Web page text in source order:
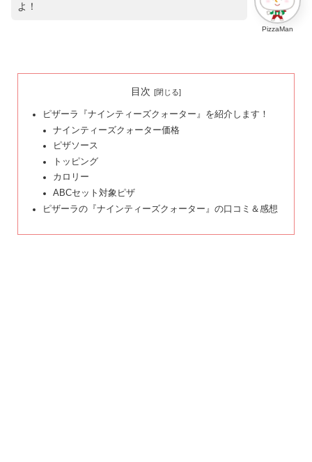
PizzaMan
よ！
目次
ピザーラ『ナインティーズクォーター』を紹介します！
ナインティーズクォーター価格
ピザソース
トッピング
カロリー
ABCセット対象ピザ
ピザーラの『ナインティーズクォーター』の口コミ＆感想